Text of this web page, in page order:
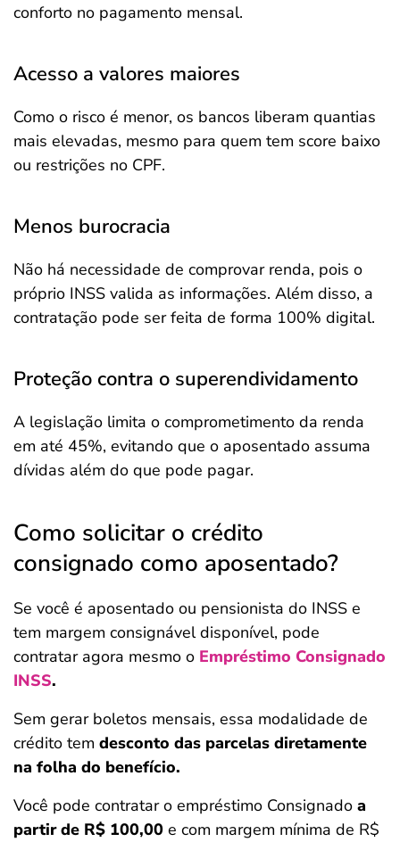
conforto no pagamento mensal.
Acesso a valores maiores
Como o risco é menor, os bancos liberam quantias
mais elevadas, mesmo para quem tem score baixo
ou restrições no CPF.
Menos burocracia
Não há necessidade de comprovar renda, pois o
próprio INSS valida as informações. Além disso, a
contratação pode ser feita de forma 100% digital.
Proteção contra o superendividamento
A legislação limita o comprometimento da renda
em até 45%, evitando que o aposentado assuma
dívidas além do que pode pagar.
Como solicitar o crédito
consignado como aposentado?
Se você é aposentado ou pensionista do INSS e
tem margem consignável disponível, pode
contratar agora mesmo o Empréstimo Consignado
INSS.
Sem gerar boletos mensais, essa modalidade de
crédito tem desconto das parcelas diretamente
na folha do benefício.
Você pode contratar o empréstimo Consignado a
partir de R$ 100,00 e com margem mínima de R$